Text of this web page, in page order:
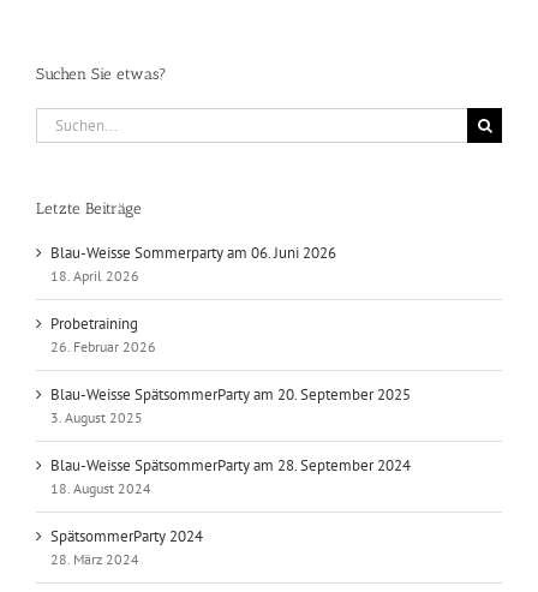
Suchen Sie etwas?
Suche
nach:
Letzte Beiträge
Blau-Weisse Sommerparty am 06. Juni 2026
18. April 2026
Probetraining
26. Februar 2026
Blau-Weisse SpätsommerParty am 20. September 2025
3. August 2025
Blau-Weisse SpätsommerParty am 28. September 2024
18. August 2024
SpätsommerParty 2024
28. März 2024